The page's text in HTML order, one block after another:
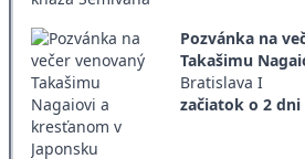
Pozvánka na
Takašimu
Bratislava I
začiatok o 2 dni